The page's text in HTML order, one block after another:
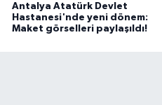
Antalya Atatürk Devlet
Hastanesi'nde yeni dönem:
Maket görselleri paylaşıldı!